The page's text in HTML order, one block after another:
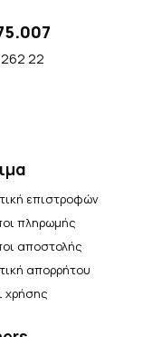
22
επιστροφών
πληρωμής
αποστολής
απορρήτου
χρήσης